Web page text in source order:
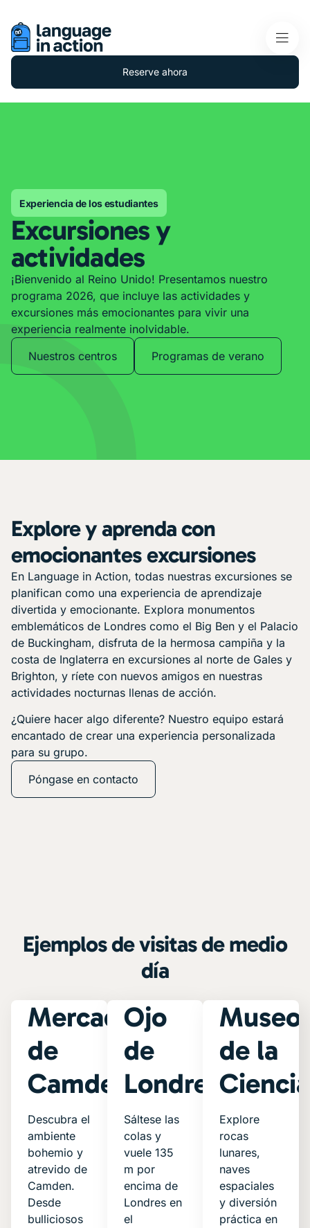
Reserve ahora
Experiencia de los estudiantes
Excursiones y
actividades
¡Bienvenido al Reino Unido! Presentamos nuestro
programa 2026, que incluye las actividades y
excursiones más emocionantes para vivir una
experiencia realmente inolvidable.
Nuestros centros
Programas de verano
Explore y aprenda con
emocionantes excursiones
En Language in Action, todas nuestras excursiones se
planifican como una experiencia de aprendizaje
divertida y emocionante. Explora monumentos
emblemáticos de Londres como el Big Ben y el Palacio
de Buckingham, disfruta de la hermosa campiña y la
costa de Inglaterra en excursiones al norte de Gales y
Brighton, y ríete con nuevos amigos en nuestras
actividades nocturnas llenas de acción.
¿Quiere hacer algo diferente? Nuestro equipo estará
encantado de crear una experiencia personalizada
para su grupo.
Póngase en contacto
Ejemplos de visitas de medio
día
Mercado
de
Camden
Descubra el
ambiente
bohemio y
atrevido de
Camden.
Desde
bulliciosos
Ojo
de
Londres
Sáltese las
colas y
vuele 135
m por
encima de
Londres en
el
Museo
de la
Ciencia
Explore
rocas
lunares,
naves
espaciales
y diversión
práctica en